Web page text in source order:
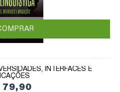
INTERFACES E
79,90